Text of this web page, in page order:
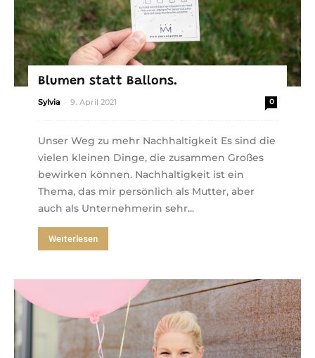
Blumen statt Ballons.
Sylvia - 9. April 2021 0
Unser Weg zu mehr Nachhaltigkeit Es sind die
vielen kleinen Dinge, die zusammen Großes
bewirken können. Nachhaltigkeit ist ein
Thema, das mir persönlich als Mutter, aber
auch als Unternehmerin sehr...
Weiterlesen